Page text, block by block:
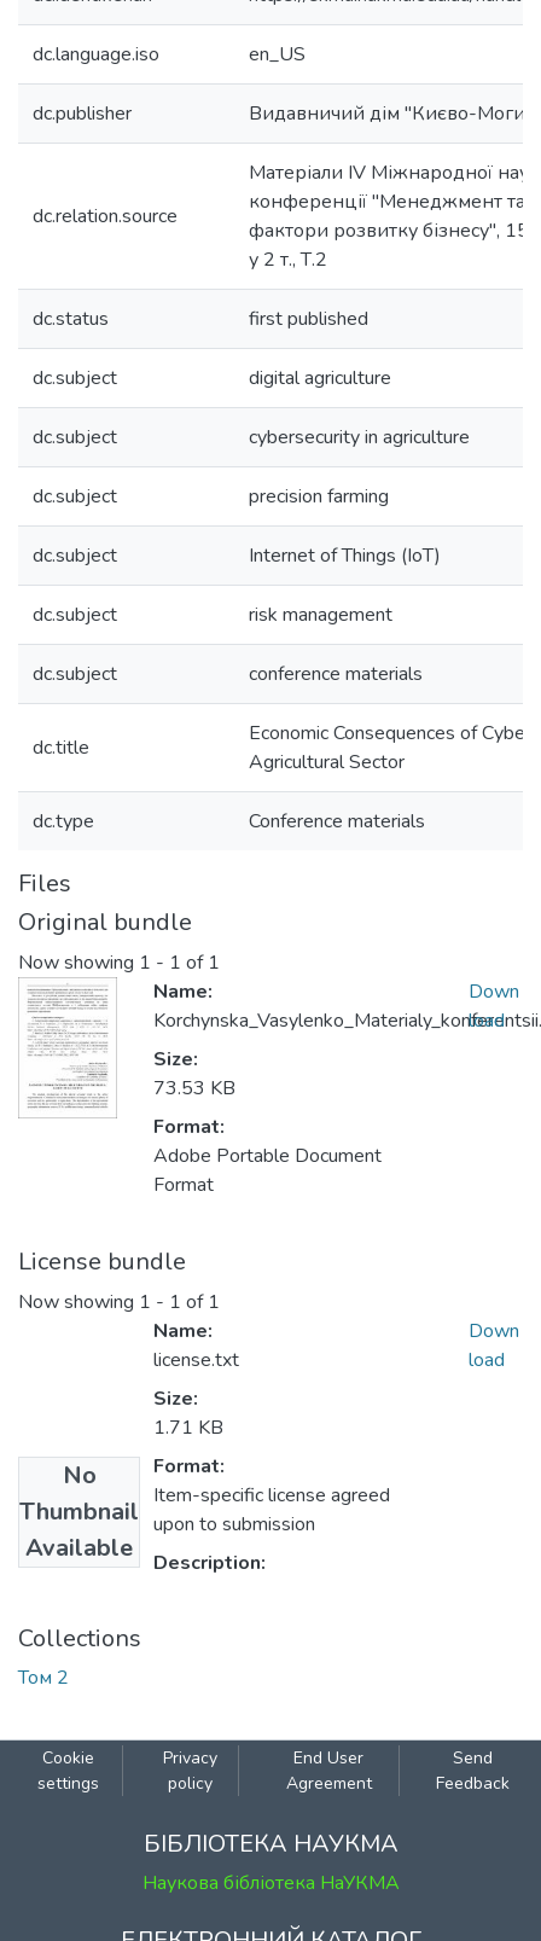
dc.language.iso en_US
dc.publisher Видавничий дім "Києво-
dc.relation.source
Матеріали IV Міжнародної
конференції "Менеджмент та
фактори розвитку бізнесу",
у 2 т., Т.2
dc.status first published
dc.subject digital agriculture
dc.subject cybersecurity in agriculture
dc.subject precision farming
dc.subject Internet of Things (IoT)
dc.subject risk management
dc.subject conference materials
dc.title
Economic Consequences of
Agricultural Sector
dc.type Conference materials
Files
Original bundle
Now showing 1 - 1 of 1
Name:
Size:
73.53 KB
Format:
Adobe Portable Document
Format
Down
load
License bundle
Now showing 1 - 1 of 1
No
Thumbnail
Available
Name:
license.txt
Size:
1.71 KB
Format:
Item-specific license agreed
upon to submission
Description:
Down
load
Collections
Том 2
Cookie
settings
Privacy
policy
End User
Agreement
Send
Feedback
БІБЛІОТЕКА НАУКМА
Наукова бібліотека НаУКМА